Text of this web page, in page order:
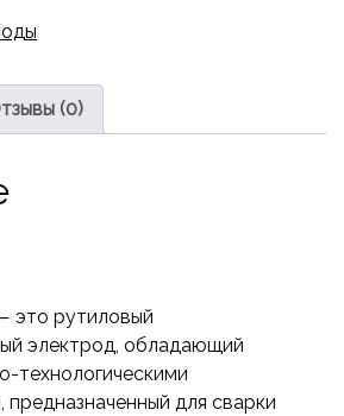
(0)
это рутиловый
электрод, обладающий
технологическими
предназначенный для сварки